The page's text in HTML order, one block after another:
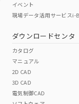
イベント
現場データ活用サービスi-
ダウンロードセンタ
カタログ
マニュアル
2D CAD
3D CAD
電気制御CAD